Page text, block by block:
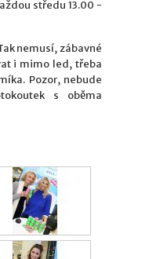
středu 13.00 -
nemusí, zábavné
i mimo led, třeba
Pozor, nebude
s oběma